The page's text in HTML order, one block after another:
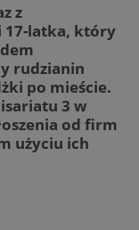
z
latka, który
rudzianin
po mieście.
3 w
od firm
użyciu ich